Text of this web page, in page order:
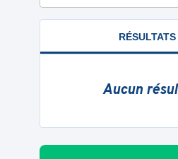
RÉSULTATS
Aucun